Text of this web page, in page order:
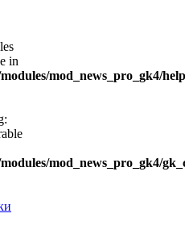
in
mod_news_pro_gk4/
mod_news_pro_gk4/